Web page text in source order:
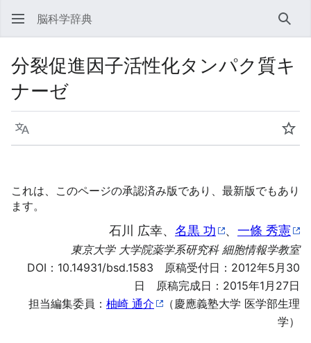
脳科学辞典 検索
分裂促進因子活性化タンパク質キ
ナーゼ
言語 ウ
これは、このページの承認済み版であり、最新版でもあり
ます。
石川 広幸、 名黒 功 、 一條 秀憲
東京大学 大学院薬学系研究科 細胞情報学教室
DOI： 10.14931/bsd.1583 原稿受付日：2012年5月30
日 原稿完成日：2015年1月27日
担当編集委員： 柚崎 通介
（慶應義塾大学 医学部生理
学）